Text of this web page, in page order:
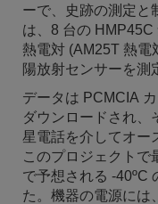
ーで、史跡の測定と
は、8 台の
熱電対 (AM25T 熱電
陽放射センサーを測
データは PCMCIA
ダウンロードされ、
星電話を介してオー
このプロジェクトで
で予想される -40ºC
た。機器の電源には